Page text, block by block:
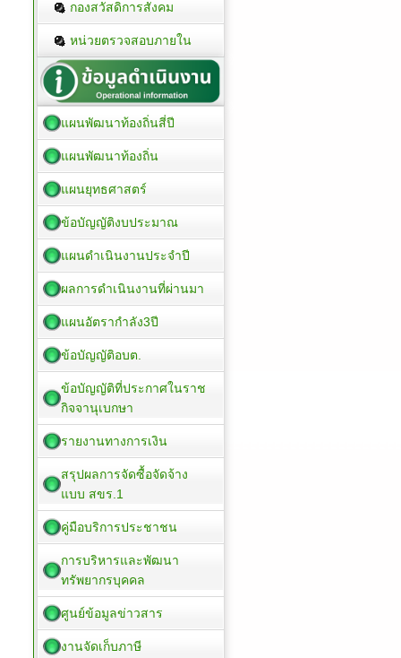
กองสวัสดิการสังคม
หน่วยตรวจสอบภายใน
แผนพัฒนาท้องถิ่นสี่ปี
แผนพัฒนาท้องถิ่น
แผนยุทธศาสตร์
ข้อบัญญัติงบประมาณ
แผนดำเนินงานประจำปี
ผลการดำเนินงานที่ผ่านมา
แผนอัตรากำลัง3ปี
ข้อบัญญัติอบต.
ข้อบัญญัติที่ประกาศในราช
กิจจานุเบกษา
รายงานทางการเงิน
สรุปผลการจัดซื้อจัดจ้าง
แบบ สขร.1
คู่มือบริการประชาชน
การบริหารและพัฒนา
ทรัพยากรบุคคล
ศูนย์ข้อมูลข่าวสาร
งานจัดเก็บภาษี